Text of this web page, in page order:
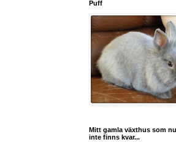
Puff
Mitt gamla växthus som
inte finns kvar...